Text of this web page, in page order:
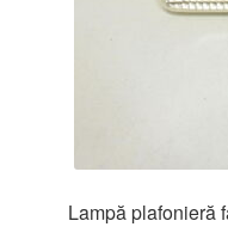
Lampă plafonieră